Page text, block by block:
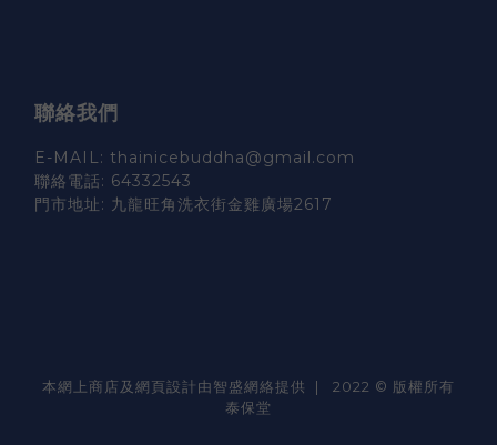
聯絡我們
E-MAIL: thainicebuddha@gmail.com
聯絡電話: 64332543
門市地址: 九龍旺角洗衣街金雞廣場2617
本網上商店及網頁設計由智盛網絡提供 | 2022 © 版權所有
泰保堂